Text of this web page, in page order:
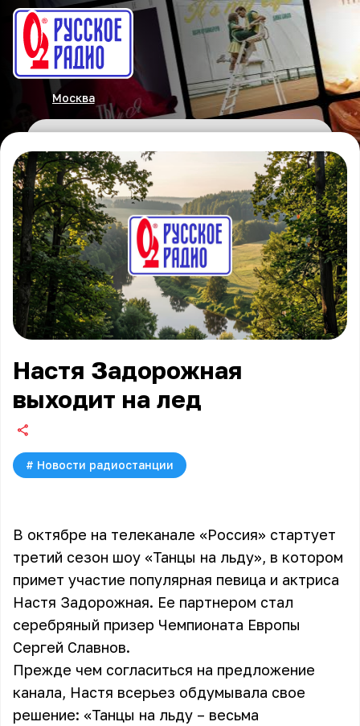
Москва
Настя Задорожная
выходит на лед
# Новости радиостанции
В октябре на телеканале «Россия» стартует
третий сезон шоу «Танцы на льду», в котором
примет участие популярная певица и актриса
Настя Задорожная. Ее партнером стал
серебряный призер Чемпионата Европы
Сергей Славнов.
Прежде чем согласиться на предложение
канала, Настя всерьез обдумывала свое
решение: «Танцы на льду – весьма